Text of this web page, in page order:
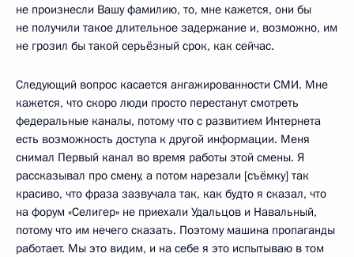
не произнесли Вашу фамилию, то, мне кажется, они бы
не получили такое длительное задержание и, возможно, им
не грозил бы такой серьёзный срок, как сейчас.
Следующий вопрос касается ангажированности СМИ. Мне
кажется, что скоро люди просто перестанут смотреть
федеральные каналы, потому что с развитием Интернета
есть возможность доступа к другой информации. Меня
снимал Первый канал во время работы этой смены. Я
рассказывал про смену, а потом нарезали [съёмку] так
красиво, что фраза зазвучала так, как будто я сказал, что
на форум «Селигер» не приехали Удальцов и Навальный,
потому что им нечего сказать. Поэтому машина пропаганды
работает. Мы это видим, и на себе я это испытываю в том